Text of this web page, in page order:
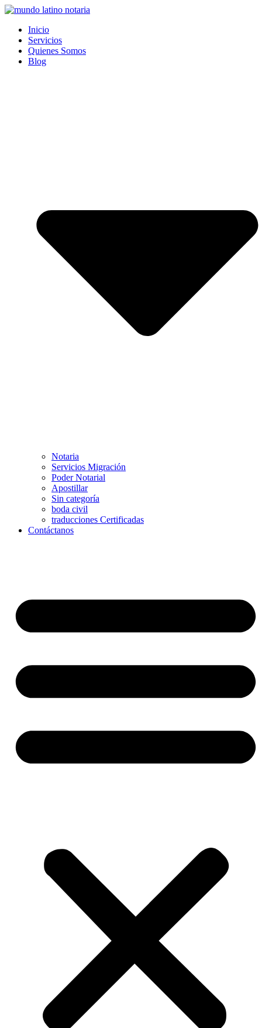
Saltar
contenido
Inicio
Servicios
Quienes Somos
Blog
Notaria
Servicios Migración
Poder Notarial
Apostillar
Sin categoría
boda civil
traducciones Certificadas
Contáctanos